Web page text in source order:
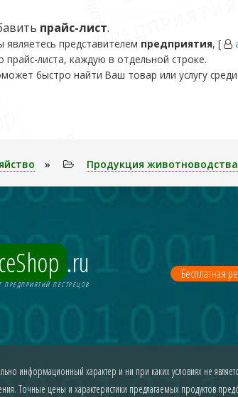
прайс-лист.
являетесь представителем предприятия, [
прайс-листа, каждую в отдельной строке.
быстро найти Ваш товар или услугу
» Продукция животноводства
.ru
ПРЕДПРИЯТИЙ ПЕСТРЕЦОВ
Бесплатная
информационный характер и ни при каких условиях не
Точные цены и характеристики предлагаемых продуктов